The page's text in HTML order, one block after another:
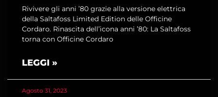
Rivivere gli anni ’80 grazie alla versione elettrica
della Saltafoss Limited Edition delle Officine
Cordaro. Rinascita dell’icona anni ’80: La Saltafoss
torna con Officine Cordaro
LEGGI »
Agosto 31, 2023